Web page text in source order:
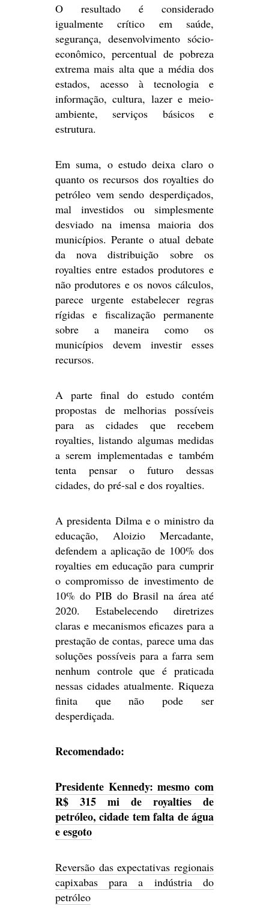
O resultado é considerado
igualmente crítico em saúde,
segurança, desenvolvimento sócio-
econômico, percentual de pobreza
extrema mais alta que a média dos
estados, acesso à tecnologia e
informação, cultura, lazer e meio-
ambiente, serviços básicos e
estrutura.
Em suma, o estudo deixa claro o
quanto os recursos dos royalties do
petróleo vem sendo desperdiçados,
mal investidos ou simplesmente
desviado na imensa maioria dos
municípios. Perante o atual debate
da nova distribuição sobre os
royalties entre estados produtores e
não produtores e os novos cálculos,
parece urgente estabelecer regras
rígidas e fiscalização permanente
sobre a maneira como os
municípios devem investir esses
recursos.
A parte final do estudo contém
propostas de melhorias possíveis
para as cidades que recebem
royalties, listando algumas medidas
a serem implementadas e também
tenta pensar o futuro dessas
cidades, do pré-sal e dos royalties.
A presidenta Dilma e o ministro da
educação, Aloizio Mercadante,
defendem a aplicação de 100% dos
royalties em educação para cumprir
o compromisso de investimento de
10% do PIB do Brasil na área até
2020. Estabelecendo diretrizes
claras e mecanismos eficazes para a
prestação de contas, parece uma das
soluções possíveis para a farra sem
nenhum controle que é praticada
nessas cidades atualmente. Riqueza
finita que não pode ser
desperdiçada.
Recomendado:
Presidente Kennedy: mesmo com
R$ 315 mi de royalties de
petróleo, cidade tem falta de água
e esgoto
Reversão das expectativas regionais
capixabas para a indústria do
petróleo